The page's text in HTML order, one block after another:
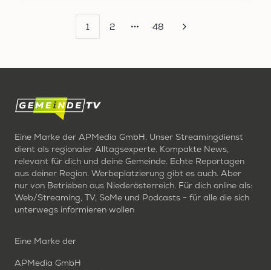
1 2 More pages
48
Eine Marke der APMedia GmbH. Unser Streamingdienst
dient als regionaler Alltagsexperte. Kompakte News,
relevant für dich und deine Gemeinde. Echte Reportagen
aus deiner Region. Werbeplatzierung gibt es auch. Aber
nur von Betrieben aus Niederösterreich. Für dich online als:
Web/Streaming, TV, SoMe und Podcasts - für alle die sich
unterwegs informieren wollen
Eine Marke der
APMedia GmbH